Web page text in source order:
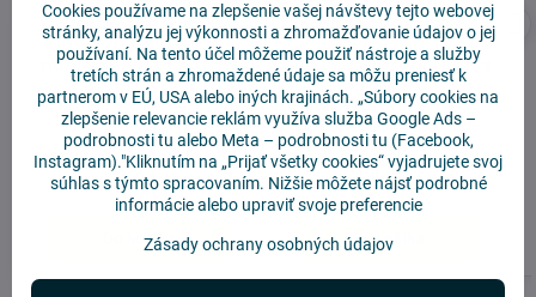
Xiaomi Robot Vacuum
X10+/X20+/S10+/S20+
náhradné vrecká 3 ks
Skladom
13,90 €
Do košíka
Xiaomi X10+/X20
Pro/X20
Max/S20+|Dreame L10s
Pro Ultra
Heat/L20/L30/L40
Ultra/X30/X40 Ultra-
Tricut Hlavná kefa
Skladom
22,90 €
Do košíka
Cookies používame na zlepšenie vašej návštevy tejto webovej
stránky, analýzu jej výkonnosti a zhromažďovanie údajov o jej
používaní. Na tento účel môžeme použiť nástroje a služby
tretích strán a zhromaždené údaje sa môžu preniesť k
partnerom v EÚ, USA alebo iných krajinách. „Súbory cookies na
zlepšenie relevancie reklám využíva služba Google Ads –
podrobnosti tu alebo Meta – podrobnosti tu (Facebook,
Instagram)."Kliknutím na „Prijať všetky cookies“ vyjadrujete svoj
súhlas s týmto spracovaním. Nižšie môžete nájsť podrobné
informácie alebo upraviť svoje preferencie
Zásady ochrany osobných údajov